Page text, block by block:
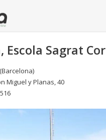
Escola Sagrat Cor
Miguel y Planas, 40